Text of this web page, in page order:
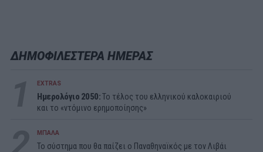
ΔΗΜΟΦΙΛΕΣΤΕΡΑ ΗΜΕΡΑΣ
EXTRAS
Ημερολόγιο 2050:To τέλος του ελληνικού καλοκαιριού
και το «ντόμινο ερημοποίησης»
ΜΠΑΛΑ
Το σύστημα που θα παίζει ο Παναθηναϊκός με τον Λιβάι